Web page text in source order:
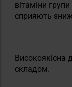
вітаміни групи
сприяють
Високоякісна
складом.